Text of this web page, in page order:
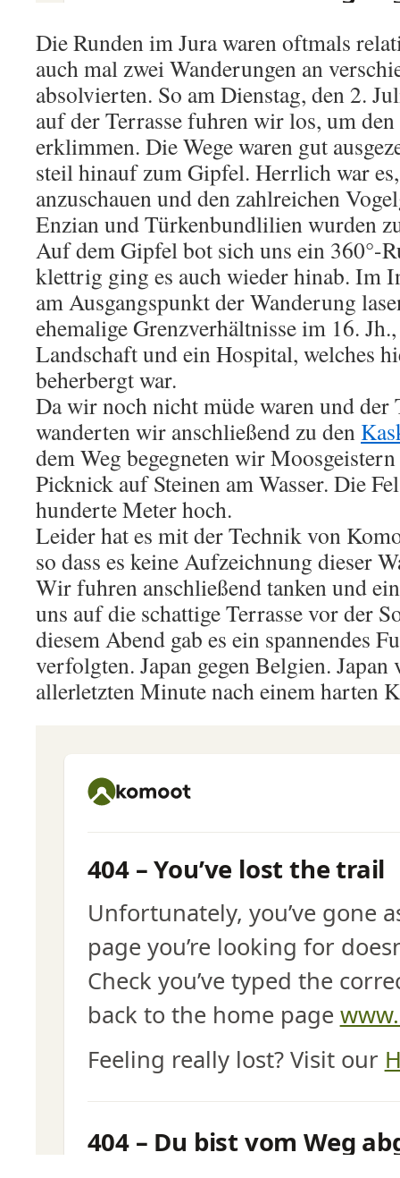
Die Runden im Jura waren oftmals
auch mal zwei Wanderungen an
absolvierten. So am Dienstag, den 2.
auf der Terrasse fuhren wir los, um den
erklimmen. Die Wege waren gut
steil hinauf zum Gipfel. Herrlich war
anzuschauen und den zahlreichen
Enzian und Türkenbundlilien wurden
Auf dem Gipfel bot sich uns ein 360°-
klettrig ging es auch wieder hinab. Im
am Ausgangspunkt der Wanderung
ehemalige Grenzverhältnisse im 16.
Landschaft und ein Hospital, welches
beherbergt war.
Da wir noch nicht müde waren und der
wanderten wir anschließend zu den
dem Weg begegneten wir
Picknick auf Steinen am Wasser. Die
hunderte Meter hoch.
Leider hat es mit der Technik von
so dass es keine Aufzeichnung dieser
Wir fuhren anschließend tanken und
uns auf die schattige Terrasse vor der
diesem Abend gab es ein spannendes
verfolgten. Japan gegen Belgien.
allerletzten Minute nach einem harten